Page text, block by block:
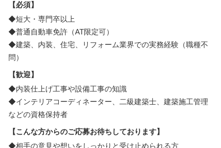
【必須】
◆短大・専門卒以上
◆普通自動車免許（AT限定可）
◆建築、内装、住宅、リフォーム業界での実務経験（職種不
問）
【歓迎】
◆内装仕上げ工事や設備工事の知識
◆インテリアコーディネーター、二級建築士、建築施工管理
などの資格保持者
【こんな方からのご応募お待ちしております】
◆相手の意見や想いをしっかりと受け止められる方